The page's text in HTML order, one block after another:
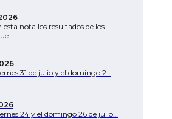
esta nota los resultados de los
31 de julio y el domingo 2…
24 y el domingo 26 de julio…